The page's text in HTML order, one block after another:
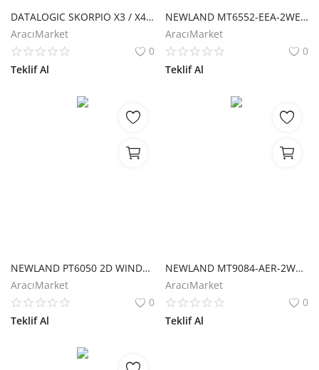
DATALOGIC SKORPIO X3 / X4 CRADLE
AracıMarket
0
Teklif Al
NEWLAND MT6552-EEA-2WEX-DO 2D KAREKOD ANDROID 8.1 WIFI+BLUETOOTH 4G 4" TUŞLU EL TERMİNALİ + CRADLE
AracıMarket
0
Teklif Al
NEWLAND PT6050 2D WINDOWS CE6.0 WIFI+BLUETOOTH 5" DOKUNMATİK EL TERMİNALİ + CRADLE
AracıMarket
0
Teklif Al
NEWLAND MT9084-AER-2WE-DO 2D KAREKOD ANDROID 10 WIFI+BLUETOOTH 4G 5" KORUYUCU KILIF DOKUNMATİK EKRAN EL TERMİNALİ
AracıMarket
0
Teklif Al